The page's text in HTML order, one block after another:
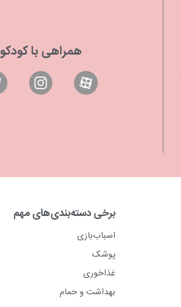
همراهی با کودکو
برخی دسته‌بندی‌های مهم
اسباب‌بازی
پوشک
غذاخوری
بهداشت و حمام